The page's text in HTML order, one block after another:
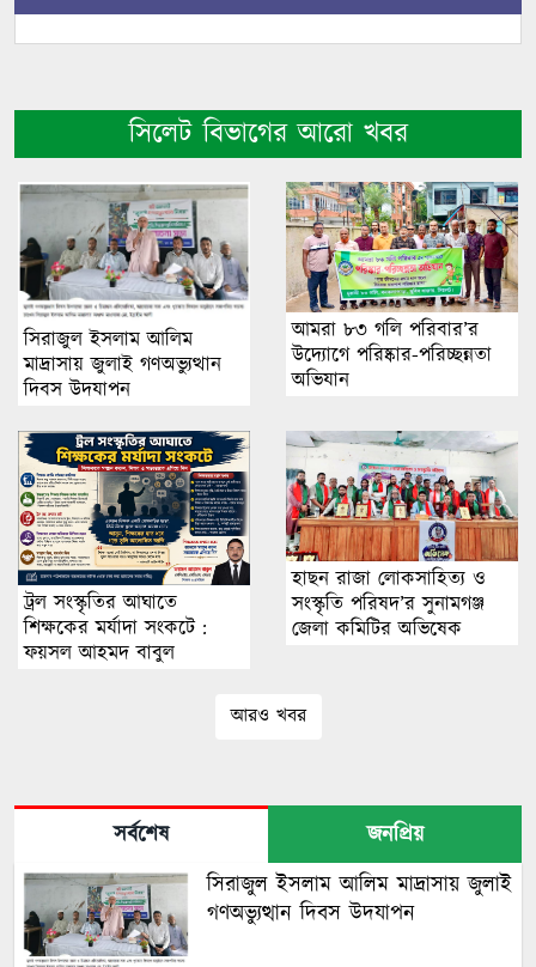
সিলেট বিভাগের আরো খবর
সিরাজুল ইসলাম আলিম
মাদ্রাসায় জুলাই গণঅভ্যুত্থান
দিবস উদযাপন
আমরা ৮৩ গলি পরিবার’র
উদ্যোগে পরিষ্কার-পরিচ্ছন্নতা
অভিযান
ট্রল সংস্কৃতির আঘাতে
শিক্ষকের মর্যাদা সংকটে :
ফয়সল আহমদ বাবুল
হাছন রাজা লোকসাহিত্য ও
সংস্কৃতি পরিষদ’র সুনামগঞ্জ
জেলা কমিটির অভিষেক
আরও খবর
সর্বশেষ
জনপ্রিয়
সিরাজুল ইসলাম আলিম মাদ্রাসায় জুলাই
গণঅভ্যুত্থান দিবস উদযাপন